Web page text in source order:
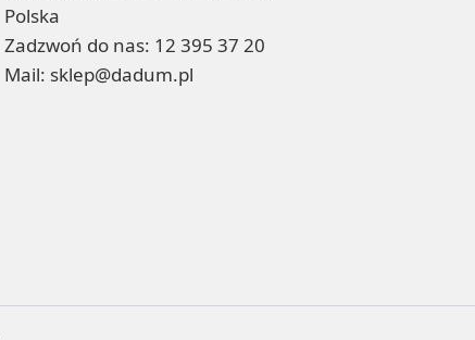
Polska
Zadzwoń do nas: 12 395 37 20
Mail: sklep@dadum.pl